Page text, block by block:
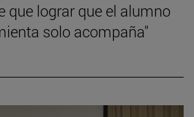
que lograr que el alumno
solo acompaña"